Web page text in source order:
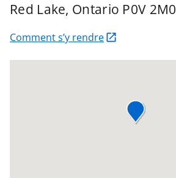
Red Lake, Ontario P0V 2M0
Comment s’y rendre